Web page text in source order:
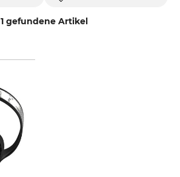
1 gefundene Artikel